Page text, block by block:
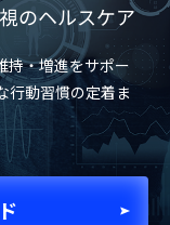
のヘルスケア
持・増進をサポー
行動習慣の定着ま